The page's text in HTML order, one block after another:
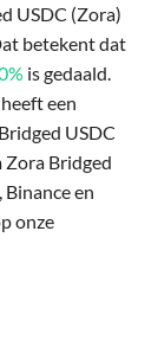
USDC (Zora)
betekent dat
is gedaald.
een
USDC
Zora Bridged
en
onze